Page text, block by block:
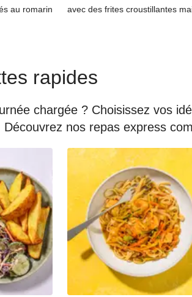
au romarin
avec des frites croustillantes
rapides
chargée ? Choisissez vos
Découvrez nos repas express